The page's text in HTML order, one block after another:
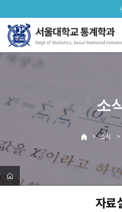
로
메
소
> 소식 >
자료